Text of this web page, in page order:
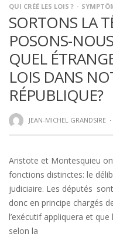
QUI CRÉÉ LES LOIS ?
SORTONS LA
POSONS-
QUEL
LOIS DANS
RÉPUBLIQUE?
JEAN-MICHEL GRANDSIRE ·
Aristote et Montesquieu
fonctions distinctes: le
judiciaire. Les députés
donc en principe chargés
l’exécutif appliquera et
selon la